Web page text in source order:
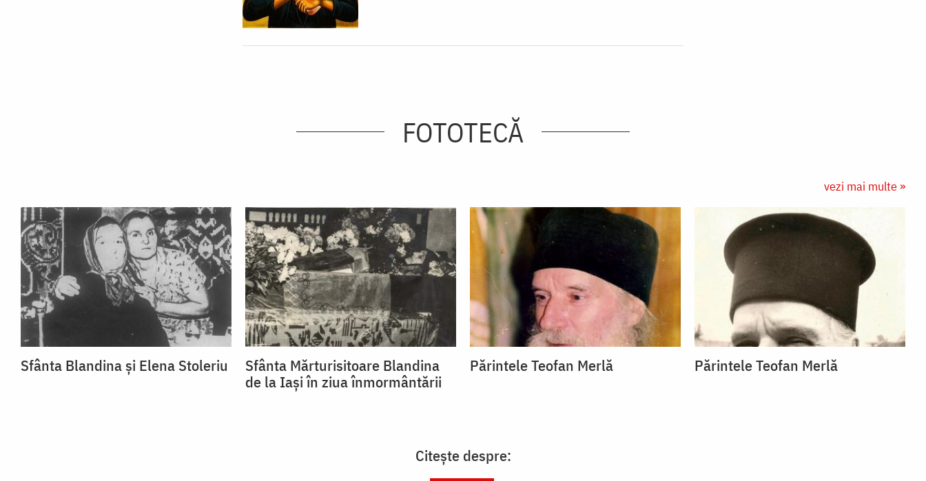
FOTOTECĂ
vezi mai multe »
Sfânta Blandina și Elena Stoleriu
Sfânta Mărturisitoare Blandina
de la Iași în ziua înmormântării
Părintele Teofan Merlă Părintele Teofan Merlă
Citește despre: